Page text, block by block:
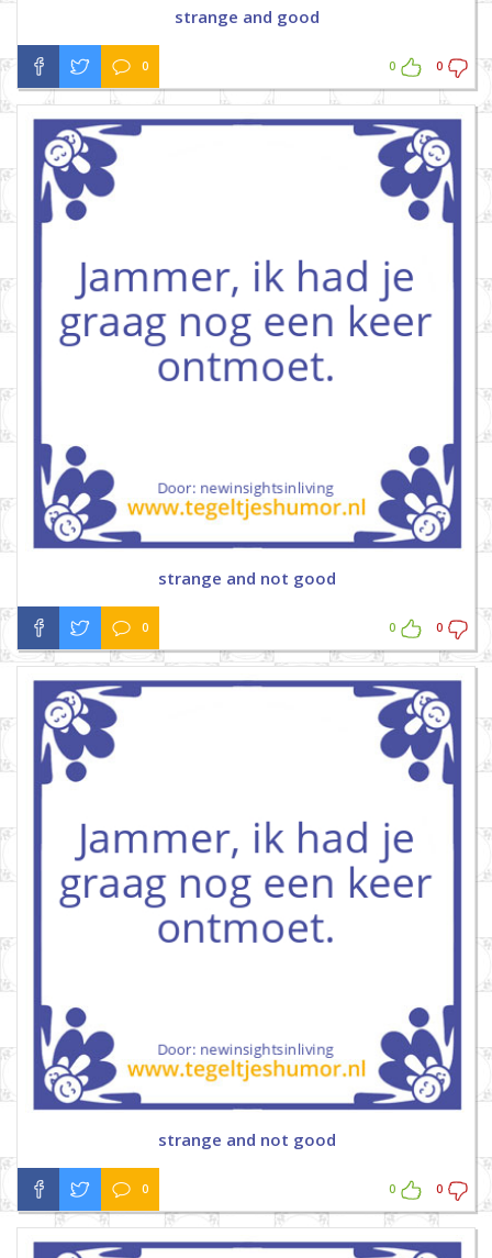
strange and good
0 0 0
strange and not good
0 0 0
strange and not good
0 0 0